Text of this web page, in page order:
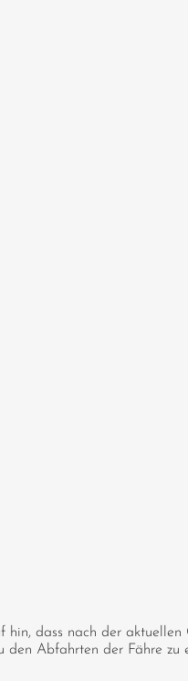
dass nach der
Abfahrten der Fähre zu